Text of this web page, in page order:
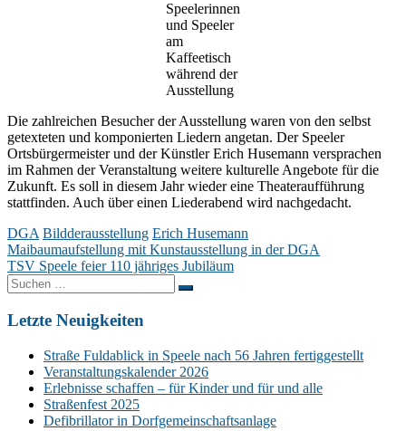
Speelerinnen
und Speeler
am
Kaffeetisch
während der
Ausstellung
Die zahlreichen Besucher der Ausstellung waren von den selbst
getexteten und komponierten Liedern angetan. Der Speeler
Ortsbürgermeister und der Künstler Erich Husemann versprachen
im Rahmen der Veranstaltung weitere kulturelle Angebote für die
Zukunft. Es soll in diesem Jahr wieder eine Theateraufführung
stattfinden. Auch über einen Liederabend wird nachgedacht.
DGA Bildderausstellung Erich Husemann
Beitragsnavigation
Maibaumaufstellung mit Kunstausstellung in der DGA
TSV Speele feier 110 jähriges Jubiläum
Suchen
nach:
Letzte Neuigkeiten
Straße Fuldablick in Speele nach 56 Jahren fertiggestellt
Veranstaltungskalender 2026
Erlebnisse schaffen – für Kinder und für und alle
Straßenfest 2025
Defibrillator in Dorfgemeinschaftsanlage